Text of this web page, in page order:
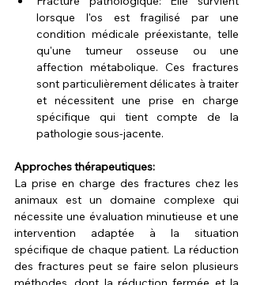
lorsque l'os est fragilisé par une
condition médicale préexistante, telle
qu'une tumeur osseuse ou une
affection métabolique. Ces fractures
sont particulièrement délicates à traiter
et nécessitent une prise en charge
spécifique qui tient compte de la
pathologie sous-jacente.
Approches thérapeutiques:
La prise en charge des fractures chez les
animaux est un domaine complexe qui
nécessite une évaluation minutieuse et une
intervention adaptée à la situation
spécifique de chaque patient. La réduction
des fractures peut se faire selon plusieurs